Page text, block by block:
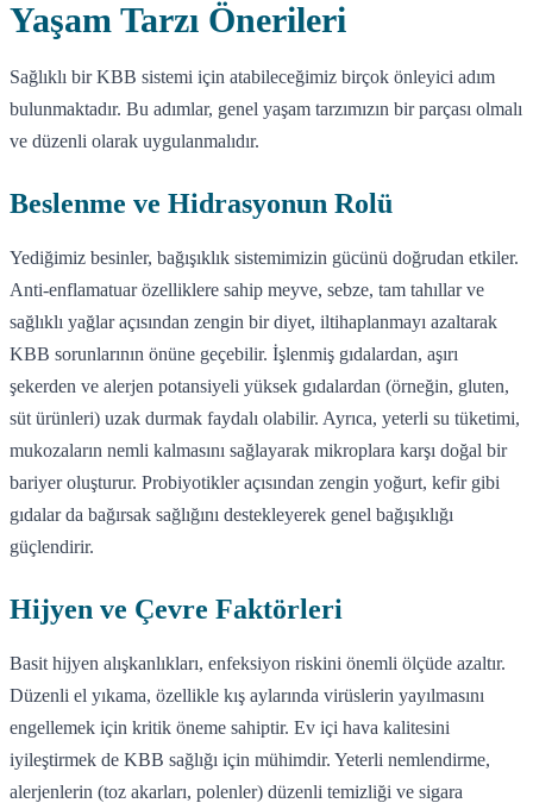
Yaşam Tarzı Önerileri
Sağlıklı bir KBB sistemi için atabileceğimiz birçok önleyici adım
bulunmaktadır. Bu adımlar, genel yaşam tarzımızın bir parçası olmalı
ve düzenli olarak uygulanmalıdır.
Beslenme ve Hidrasyonun Rolü
Yediğimiz besinler, bağışıklık sistemimizin gücünü doğrudan etkiler.
Anti-enflamatuar özelliklere sahip meyve, sebze, tam tahıllar ve
sağlıklı yağlar açısından zengin bir diyet, iltihaplanmayı azaltarak
KBB sorunlarının önüne geçebilir. İşlenmiş gıdalardan, aşırı
şekerden ve alerjen potansiyeli yüksek gıdalardan (örneğin, gluten,
süt ürünleri) uzak durmak faydalı olabilir. Ayrıca, yeterli su tüketimi,
mukozaların nemli kalmasını sağlayarak mikroplara karşı doğal bir
bariyer oluşturur. Probiyotikler açısından zengin yoğurt, kefir gibi
gıdalar da bağırsak sağlığını destekleyerek genel bağışıklığı
güçlendirir.
Hijyen ve Çevre Faktörleri
Basit hijyen alışkanlıkları, enfeksiyon riskini önemli ölçüde azaltır.
Düzenli el yıkama, özellikle kış aylarında virüslerin yayılmasını
engellemek için kritik öneme sahiptir. Ev içi hava kalitesini
iyileştirmek de KBB sağlığı için mühimdir. Yeterli nemlendirme,
alerjenlerin (toz akarları, polenler) düzenli temizliği ve sigara